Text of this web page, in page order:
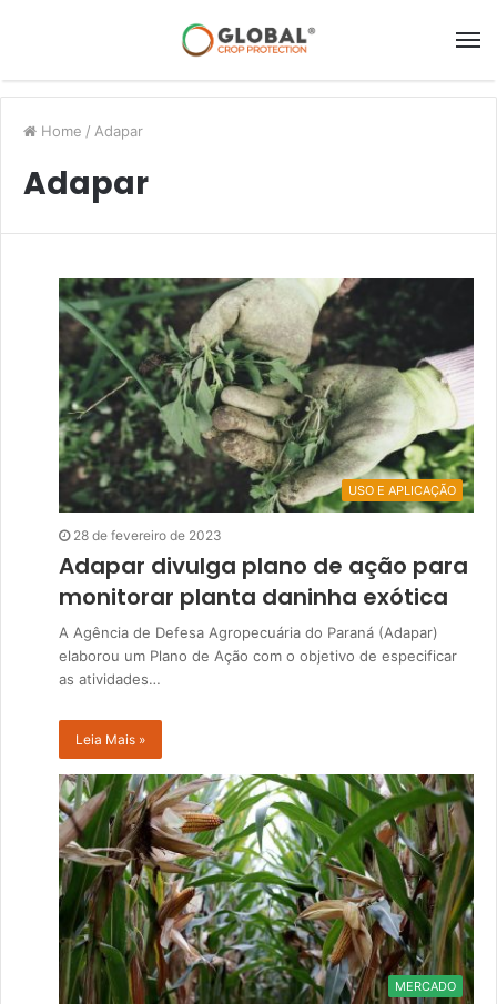
Home / Adapar
Adapar
USO E APLICAÇÃO
28 de fevereiro de 2023
Adapar divulga plano de ação para
monitorar planta daninha exótica
A Agência de Defesa Agropecuária do Paraná (Adapar)
elaborou um Plano de Ação com o objetivo de especificar
as atividades…
Leia Mais »
MERCADO